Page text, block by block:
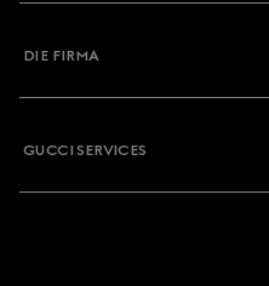
DIE FIRMA
GUCCI SERVICES